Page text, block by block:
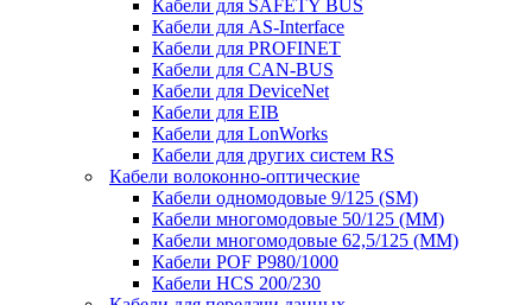
Кабели для SAFETY BUS
Кабели для AS-Interface
Кабели для PROFINET
Кабели для CAN-BUS
Кабели для DeviceNet
Кабели для EIB
Кабели для LonWorks
Кабели для других систем RS
Кабели волоконно-оптические
Кабели одномодовые 9/125 (SM)
Кабели многомодовые 50/125 (ММ)
Кабели многомодовые 62,5/125 (ММ)
Кабели POF P980/1000
Кабели HCS 200/230